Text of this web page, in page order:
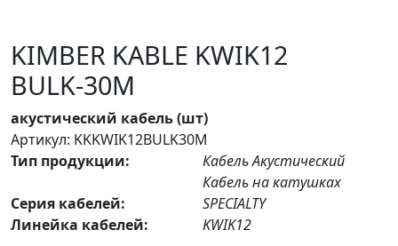
KIMBER KABLE KWIK12
BULK-30M
акустический кабель (шт)
Артикул: KKKWIK12BULK30M
Тип продукции:
Кабель Акустический
Кабель на катушках
Серия кабелей:
SPECIALTY
Линейка кабелей:
KWIK12